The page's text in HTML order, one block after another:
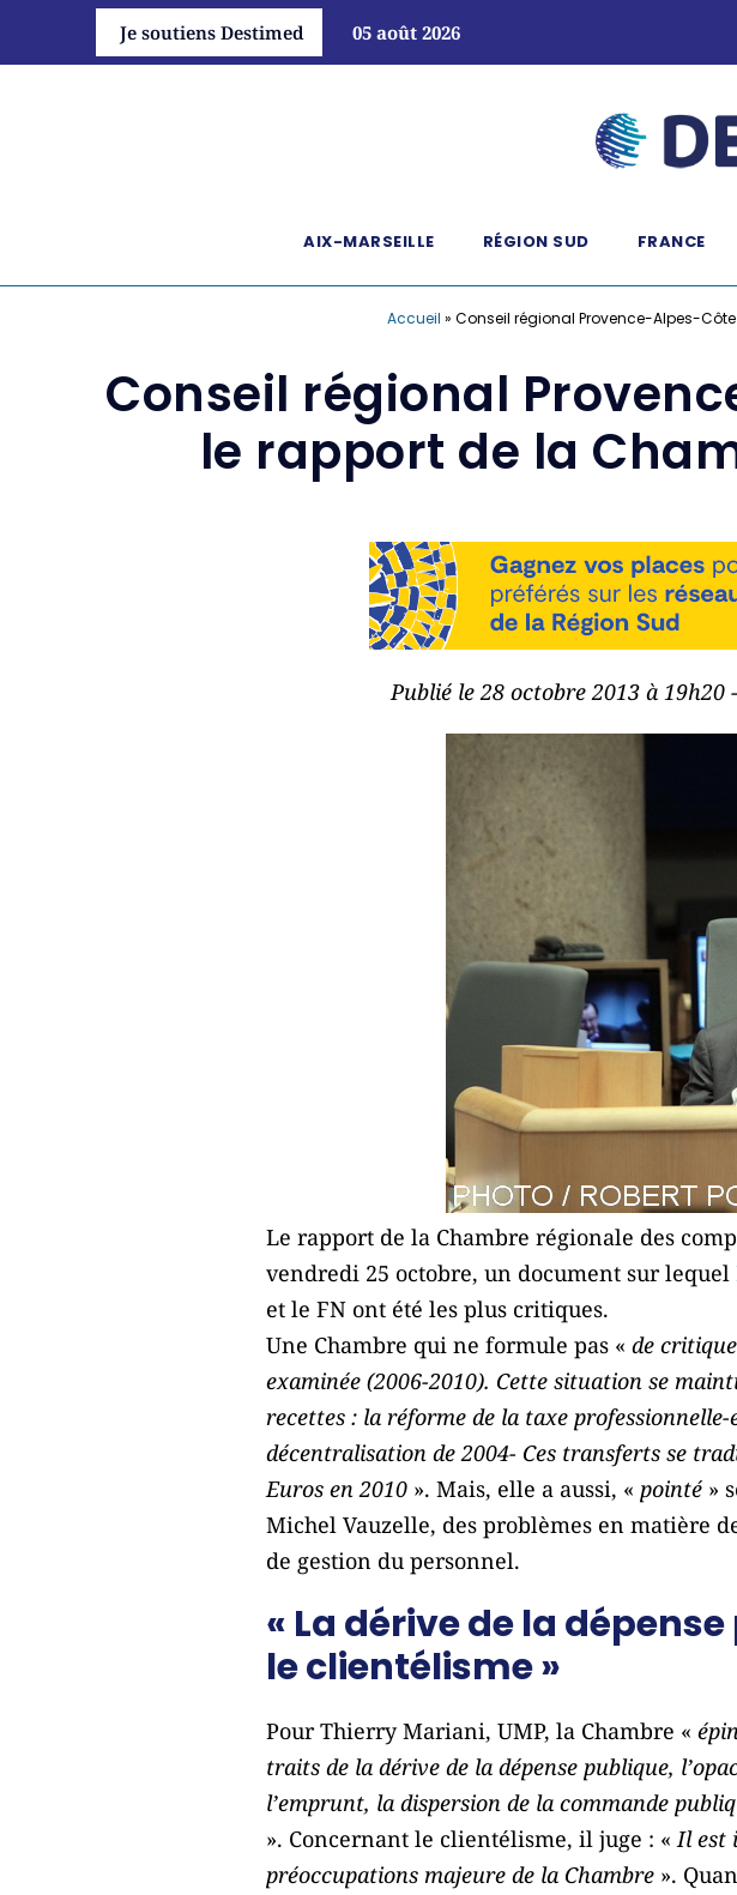
Je soutiens Destimed 05 août 2026
AIX-MARSEILLE RÉGION SUD FRANCE
Accueil » Conseil régional Provence-Alpes-
Conseil régional
le rapport de la
Publié le 28 octobre 2013 à
Le rapport de la Chambre régionale des
vendredi 25 octobre, un document sur lequel
et le FN ont été les plus critiques.
Une Chambre qui ne formule pas « de
examinée (2006-2010). Cette situation se
recettes : la réforme de la taxe
décentralisation de 2004- Ces transferts se
Euros en 2010 ». Mais, elle a aussi, « pointé »
Michel Vauzelle, des problèmes en matière
de gestion du personnel.
« La dérive de la
le clientélisme »
Pour Thierry Mariani, UMP, la Chambre «
traits de la dérive de la dépense publique,
l’emprunt, la dispersion de la commande
». Concernant le clientélisme, il juge : « Il est
préoccupations majeure de la Chambre ».